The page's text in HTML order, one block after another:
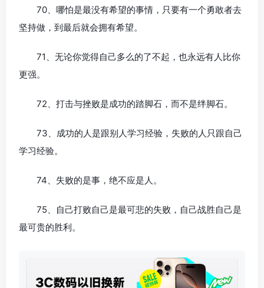
70、哪怕是最没有希望的事情，只要有一个勇敢者去
坚持做，到最后就会拥有希望。
71、无论你觉得自己多么的了不起，也永远有人比你
更强。
72、打击与挫败是成功的踏脚石，而不是绊脚石。
73、成功的人是跟别人学习经验，失败的人只跟自己
学习经验。
74、失败的是事，绝不应是人。
75、自己打败自己是最可悲的失败，自己战胜自己是
最可贵的胜利。